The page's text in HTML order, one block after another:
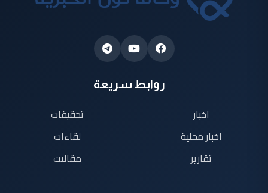
روابط سريعة
اخبار
اخبار محلية
تقارير
تحقيقات
لقاءات
مقالات